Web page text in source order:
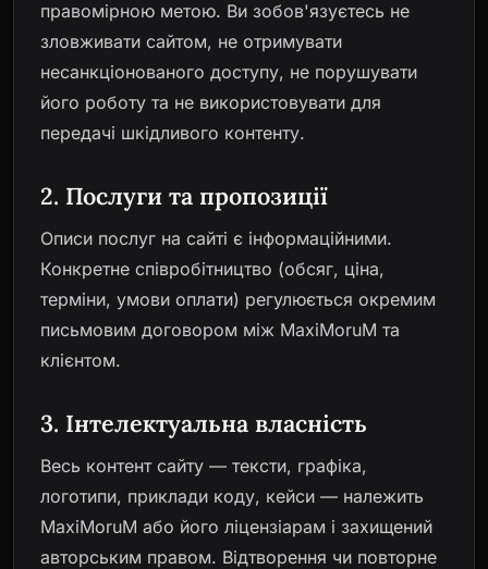
правомірною метою. Ви зобов'язуєтесь не
зловживати сайтом, не отримувати
несанкціонованого доступу, не порушувати
його роботу та не використовувати для
передачі шкідливого контенту.
2. Послуги та пропозиції
Описи послуг на сайті є інформаційними.
Конкретне співробітництво (обсяг, ціна,
терміни, умови оплати) регулюється окремим
письмовим договором між MaxiMoruM та
клієнтом.
3. Інтелектуальна власність
Весь контент сайту — тексти, графіка,
логотипи, приклади коду, кейси — належить
MaxiMoruM або його ліцензіарам і захищений
авторським правом. Відтворення чи повторне